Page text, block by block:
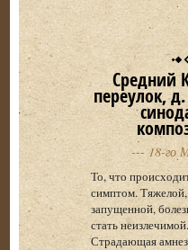
Средний
переулок,
--- 18-го
То, что
симптом.
запущенной,
стать неизлечимой.
Страдающая